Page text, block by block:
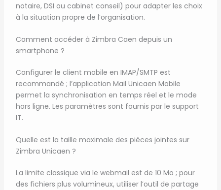
notaire, DSI ou cabinet conseil) pour adapter les choix
à la situation propre de l’organisation.
Comment accéder à Zimbra Caen depuis un
smartphone ?
Configurer le client mobile en IMAP/SMTP est
recommandé ; l’application Mail Unicaen Mobile
permet la synchronisation en temps réel et le mode
hors ligne. Les paramètres sont fournis par le support
IT.
Quelle est la taille maximale des pièces jointes sur
Zimbra Unicaen ?
La limite classique via le webmail est de 10 Mo ; pour
des fichiers plus volumineux, utiliser l’outil de partage